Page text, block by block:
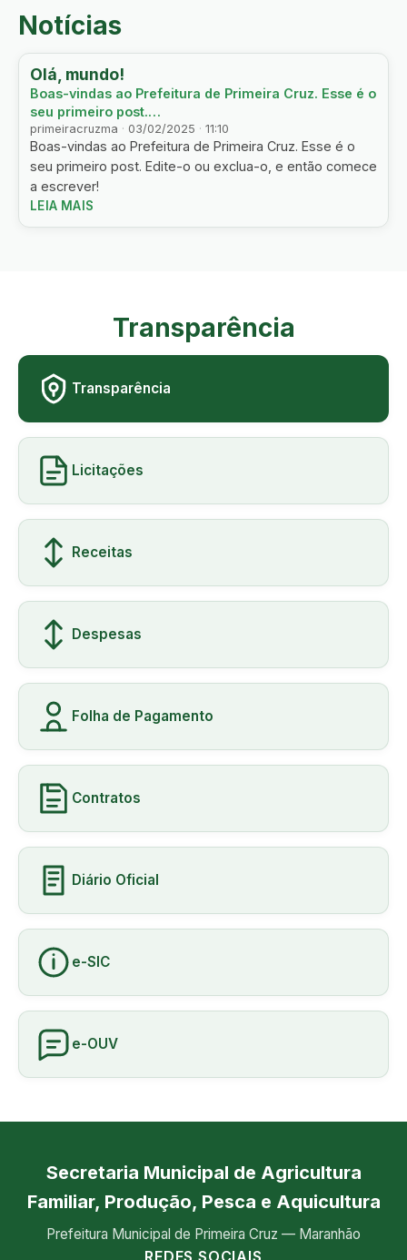
Notícias
Olá, mundo!
Boas-vindas ao Prefeitura de Primeira Cruz. Esse é o
seu primeiro post.…
primeiracruzma · 03/02/2025 · 11:10
Boas-vindas ao Prefeitura de Primeira Cruz. Esse é o
seu primeiro post. Edite-o ou exclua-o, e então comece
a escrever!
LEIA MAIS
Transparência
Transparência
Licitações
Receitas
Despesas
Folha de Pagamento
Contratos
Diário Oficial
e-SIC
e-OUV
Secretaria Municipal de Agricultura
Familiar, Produção, Pesca e Aquicultura
Prefeitura Municipal de Primeira Cruz — Maranhão
REDES SOCIAIS